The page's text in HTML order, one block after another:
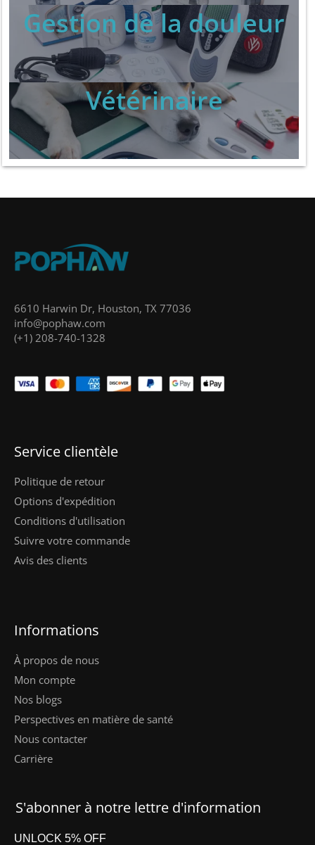
Gestion de la douleur
Vétérinaire
6610 Harwin Dr, Houston, TX 77036
info@pophaw.com
(+1) 208-740-1328
Service clientèle
Politique de retour
Options d'expédition
Conditions d'utilisation
Suivre votre commande
Avis des clients
Informations
À propos de nous
Mon compte
Nos blogs
Perspectives en matière de santé
Nous contacter
Carrière
S'abonner à notre lettre d'information
UNLOCK 5% OFF